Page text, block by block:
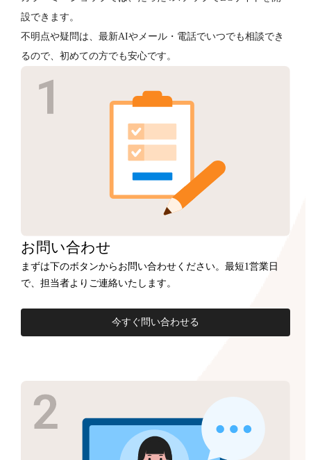
設できます。
不明点や疑問は、最新AIやメール・電話でいつでも相談でき
るので、初めての方でも安心です。
お問い合わせ
まずは下のボタンからお問い合わせください。最短1営業日
で、担当者よりご連絡いたします。
今すぐ問い合わせる